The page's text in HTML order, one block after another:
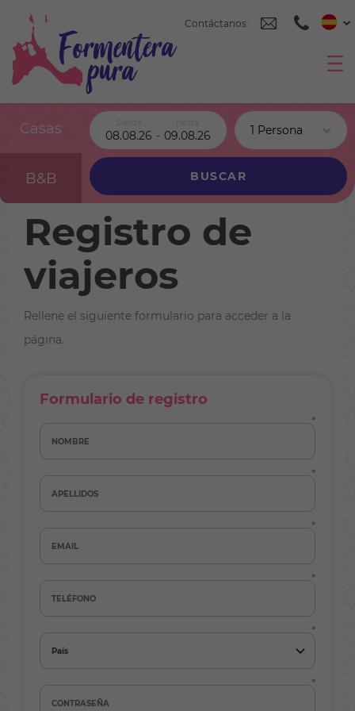
Contáctanos:
Registro de
viajeros
Rellene el siguiente formulario para acceder a la
página.
Formulario de registro
Casas
B&B
08.08.26 - 09.08.26
BUSCAR